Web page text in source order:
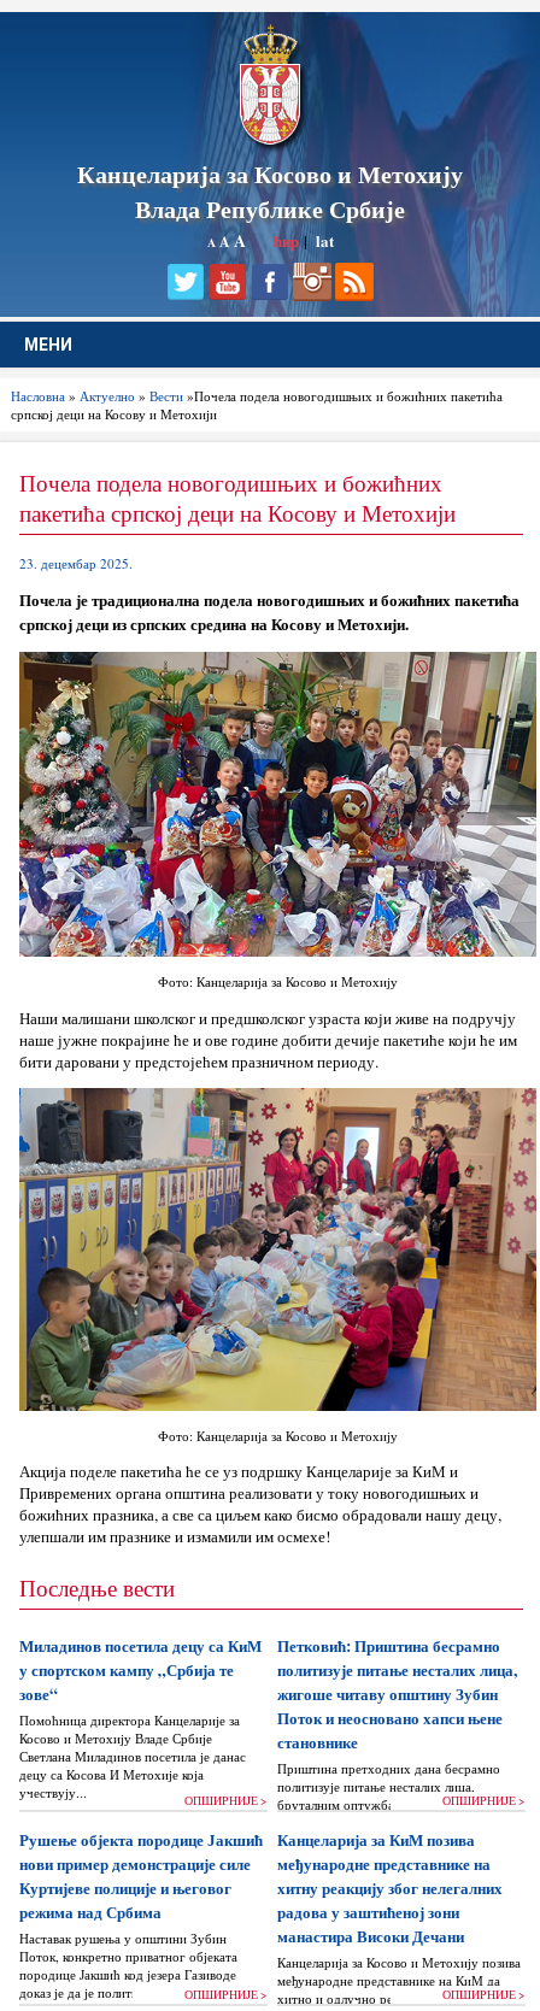
Канцеларија за Косово и Метохију
Влада Републике Србије
A AA ћир|lat
МЕНИ
Насловна» Актуелно » Вести»Почела подела новогодишњих и божићних пакетића
српској деци на Косову и Метохији
Почела подела новогодишњих и божићних
пакетића српској деци на Косову и Метохији
23. децембар 2025.
Почела је традиционална подела новогодишњих и божићних пакетића
српској деци из српских средина на Косову и Метохији.
Фото: Канцеларија за Косово и Метохију
Наши малишани школског и предшколског узраста који живе на подручју
наше јужне покрајине ће и ове године добити дечије пакетиће који ће им
бити даровани у предстојећем празничном периоду.
Фото: Канцеларија за Косово и Метохију
Акција поделе пакетића ће се уз подршку Канцеларије за КиМ и
Привремених органа општина реализовати у току новогодишњих и
божићних празника, а све са циљем како бисмо обрадовали нашу децу,
улепшали им празнике и измамили им осмехе!
Последње вести
Миладинов посетила децу са КиМ
у спортском кампу „Србија те
зове“
Помоћница директора Канцеларије за
Косово и Метохију Владе Србије
Светлана Миладинов посетила је данас
децу са Косова И Метохије која
учествују...
ОПШИРНИЈЕ >
Петковић: Приштина бесрамно
политизује питање несталих лица,
жигоше читаву општину Зубин
Поток и неосновано хапси њене
становнике
Приштина претходних дана бесрамно
политизује питање несталих лица,
бруталним оптужбама на рачун Београда
жигоше...
ОПШИРНИЈЕ >
Рушење објекта породице Јакшић
нови пример демонстрације силе
Куртијеве полиције и његовог
режима над Србима
Наставак рушења у општини Зубин
Поток, конкретно приватног објеката
породице Јакшић код језера Газиводе
доказ је да је политика Аљбина Куртија...
ОПШИРНИЈЕ >
Канцеларија за КиМ позива
међународне представнике на
хитну реакцију због нелегалних
радова у заштићеној зони
манастира Високи Дечани
Канцеларија за Косово и Метохију позива
међународне представнике на КиМ да
хитно и одлучно реагују и да безОПШИРНИЈЕ >